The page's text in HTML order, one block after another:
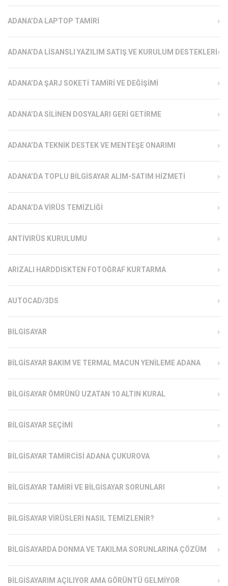
ADANA’DA LAPTOP TAMIRI
ADANA’DA LISANSLI YAZILIM SATIŞ VE KURULUM DESTEKLERI
ADANA’DA ŞARJ SOKETI TAMIRI VE DEĞIŞIMI
ADANA’DA SILINEN DOSYALARI GERI GETIRME
ADANA’DA TEKNIK DESTEK VE MENTEŞE ONARIMI
ADANA’DA TOPLU BILGISAYAR ALIM-SATIM HIZMETI
ADANA’DA VIRÜS TEMIZLIĞI
ANTIVIRÜS KURULUMU
ARIZALI HARDDISKTEN FOTOĞRAF KURTARMA
AUTOCAD/3DS
BILGISAYAR
BILGISAYAR BAKIM VE TERMAL MACUN YENILEME ADANA
BILGISAYAR ÖMRÜNÜ UZATAN 10 ALTIN KURAL
BILGISAYAR SEÇIMI
BILGISAYAR TAMIRCISI ADANA ÇUKUROVA
BILGISAYAR TAMIRI VE BILGISAYAR SORUNLARI
BILGISAYAR VIRÜSLERI NASIL TEMIZLENIR?
BILGISAYARDA DONMA VE TAKILMA SORUNLARINA ÇÖZÜM
BILGISAYARIM AÇILIYOR AMA GÖRÜNTÜ GELMIYOR